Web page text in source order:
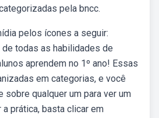
pela bncc.
pelos ícones a seguir:
todas as habilidades de
aprendem no 1º ano! Essas
em categorias, e você
sobre qualquer um para ver um
prática, basta clicar em